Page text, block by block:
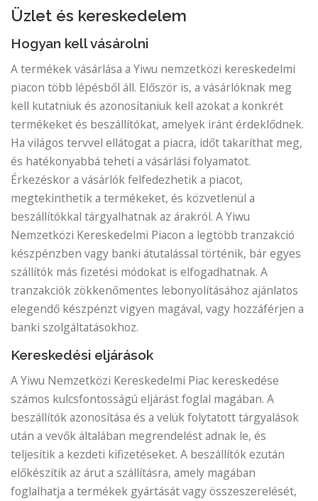
Üzlet és kereskedelem
Hogyan kell vásárolni
A termékek vásárlása a Yiwu nemzetközi kereskedelmi
piacon több lépésből áll. Először is, a vásárlóknak meg
kell kutatniuk és azonosítaniuk kell azokat a konkrét
termékeket és beszállítókat, amelyek iránt érdeklődnek.
Ha világos tervvel ellátogat a piacra, időt takaríthat meg,
és hatékonyabbá teheti a vásárlási folyamatot.
Érkezéskor a vásárlók felfedezhetik a piacot,
megtekinthetik a termékeket, és közvetlenül a
beszállítókkal tárgyalhatnak az árakról. A Yiwu
Nemzetközi Kereskedelmi Piacon a legtöbb tranzakció
készpénzben vagy banki átutalással történik, bár egyes
szállítók más fizetési módokat is elfogadhatnak. A
tranzakciók zökkenőmentes lebonyolításához ajánlatos
elegendő készpénzt vigyen magával, vagy hozzáférjen a
banki szolgáltatásokhoz.
Kereskedési eljárások
A Yiwu Nemzetközi Kereskedelmi Piac kereskedése
számos kulcsfontosságú eljárást foglal magában. A
beszállítók azonosítása és a velük folytatott tárgyalások
után a vevők általában megrendelést adnak le, és
teljesítik a kezdeti kifizetéseket. A beszállítók ezután
előkészítik az árut a szállításra, amely magában
foglalhatja a termékek gyártását vagy összeszerelését,